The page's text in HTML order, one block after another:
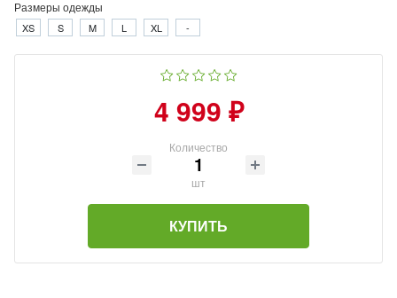
Размеры одежды
XS S M L XL -
4 999 ₽
Количество
шт
КУПИТЬ